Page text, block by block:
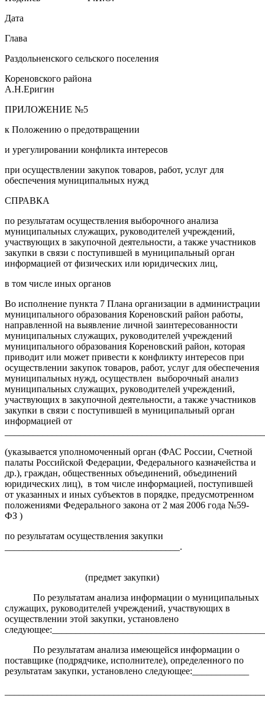
Дата
Глава
Раздольненского сельского поселения
Кореновского района
А.Н.Еригин
ПРИЛОЖЕНИЕ №5
к Положению о предотвращении
и урегулировании конфликта интересов
при осуществлении закупок товаров, работ, услуг для
обеспечения муниципальных нужд
СПРАВКА
по результатам осуществления выборочного анализа
муниципальных служащих, руководителей учреждений,
участвующих в закупочной деятельности, а также участников
закупки в связи с поступившей в муниципальный орган
информацией от физических или юридических лиц,
в том числе иных органов
Во исполнение пункта 7 Плана организации в администрации
муниципального образования Кореновский район работы,
направленной на выявление личной заинтересованности
муниципальных служащих, руководителей учреждений
муниципального образования Кореновский район, которая
приводит или может привести к конфликту интересов при
осуществлении закупок товаров, работ, услуг для обеспечения
муниципальных нужд, осуществлен выборочный анализ
муниципальных служащих, руководителей учреждений,
участвующих в закупочной деятельности, а также участников
закупки в связи с поступившей в муниципальный орган
информацией от
(указывается уполномоченный орган (ФАС России, Счетной
палаты Российской Федерации, Федерального казначейства и
др.), граждан, общественных объединений, объединений
юридических лиц), в том числе информацией, поступившей
от указанных и иных субъектов в порядке, предусмотренном
положениями Федерального закона от 2 мая 2006 года №59-
ФЗ )
по результатам осуществления закупки
_____________________________________.
(предмет закупки)
По результатам анализа информации о муниципальных
служащих, руководителей учреждений, участвующих в
осуществлении этой закупки, установлено
По результатам анализа имеющейся информации о
поставщике (подрядчике, исполнителе), определенного по
результатам закупки, установлено следующее:____________